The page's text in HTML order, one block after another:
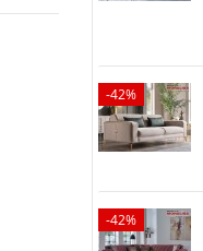
-42%
-42%